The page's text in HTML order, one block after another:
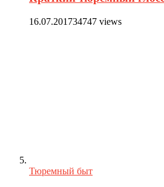
16.07.201734747 views
Тюремный быт